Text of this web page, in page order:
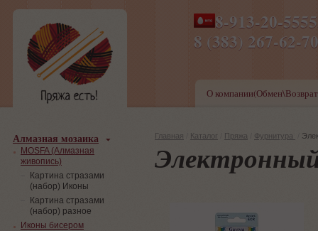
8-913-20-
8 (383) 267-
ПН-ПТ 8-17,СБ-ВС 9-
О
Главная Каталог Пряжа Фурнитура
Алмазная мозаика
MOSFA (Алмазная
живопись)
Картина стразами
(набор) Иконы
Картина стразами
(набор) разное
Иконы бисером